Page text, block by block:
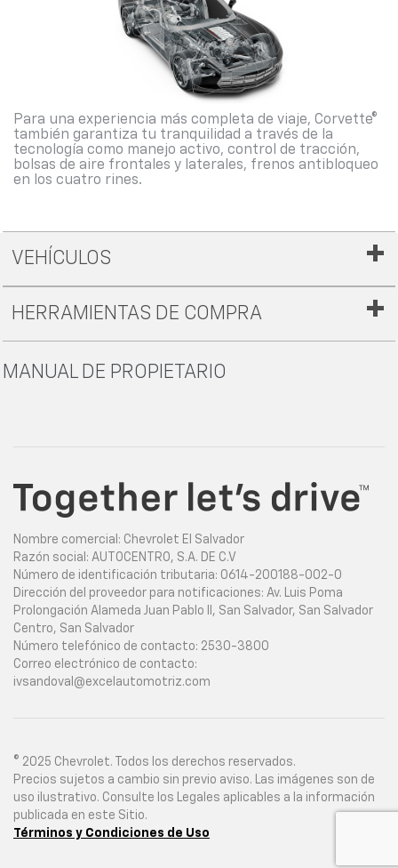
Para una experiencia más completa de viaje, Corvette®
también garantiza tu tranquilidad a través de la
tecnología como manejo activo, control de tracción,
bolsas de aire frontales y laterales, frenos antibloqueo
en los cuatro rines.
VEHÍCULOS
HERRAMIENTAS DE COMPRA
MANUAL DE PROPIETARIO
Nombre comercial: Chevrolet El Salvador
Razón social: AUTOCENTRO, S.A. DE C.V
Número de identificación tributaria: 0614-200188-002-0
Dirección del proveedor para notificaciones: Av. Luis Poma
Prolongación Alameda Juan Pablo II, San Salvador, San Salvador
Centro, San Salvador
Número telefónico de contacto: 2530-3800
Correo electrónico de contacto:
ivsandoval@excelautomotriz.com
© 2025 Chevrolet. Todos los derechos reservados.
Precios sujetos a cambio sin previo aviso. Las imágenes son de
uso ilustrativo. Consulte los Legales aplicables a la información
publicada en este Sitio.
Términos y Condiciones de Uso